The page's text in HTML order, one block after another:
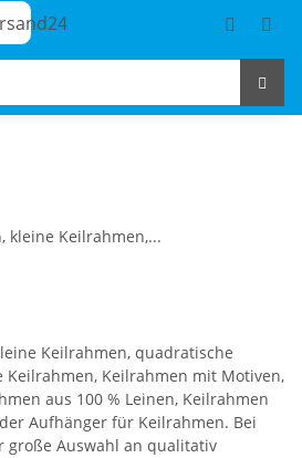
Keilrahmen, quadratische
Keilrahmen, Keilrahmen mit Motiven,
aus 100 % Leinen, Keilrahmen
Aufhänger für Keilrahmen. Bei
große Auswahl an qualitativ